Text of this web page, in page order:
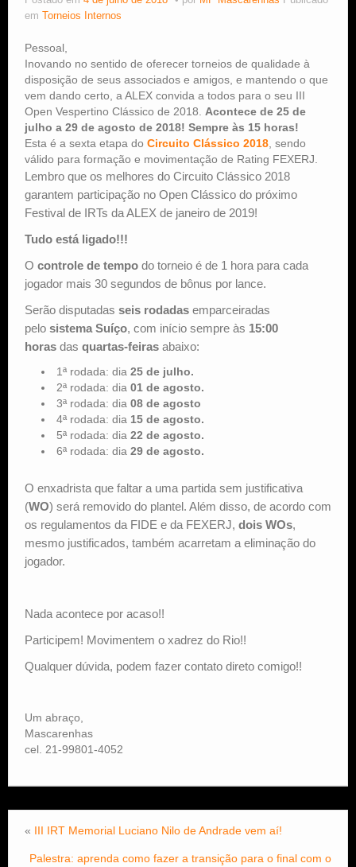
em
Torneios Internos
Pessoal,
Inovando no sentido de oferecer torneios de qualidade à
disposição de seus associados e amigos, e mantendo o que
vem dando certo, a ALEX convida a todos para o seu III
Open Vespertino Clássico de 2018. Acontece de 25 de
julho a 29 de agosto de 2018! Sempre às 15 horas!
Esta é a sexta etapa do Circuito Clássico 2018 , sendo
válido para formação e movimentação de Rating FEXERJ.
Lembro que os melhores do Circuito Clássico 2018
garantem participação no Open Clássico do próximo
Festival de IRTs da ALEX de janeiro de 2019!
Tudo está ligado!!!
O controle de tempo do torneio é de 1 hora para cada
jogador mais 30 segundos de bônus por lance.
Serão disputadas seis rodadas emparceiradas
pelo sistema Suíço, com início sempre às 15:00
horas das quartas-feiras abaixo:
1ª rodada: dia 25 de julho.
2ª rodada: dia 01 de agosto.
3ª rodada: dia 08 de agosto
4ª rodada: dia 15 de agosto.
5ª rodada: dia 22 de agosto.
6ª rodada: dia 29 de agosto.
O enxadrista que faltar a uma partida sem justificativa
(WO) será removido do plantel. Além disso, de acordo com
os regulamentos da FIDE e da FEXERJ, dois WOs,
mesmo justificados, também acarretam a eliminação do
jogador.
Nada acontece por acaso!!
Participem! Movimentem o xadrez do Rio!!
Qualquer dúvida, podem fazer contato direto comigo!!
Um abraço,
Mascarenhas
cel. 21-99801-4052
« III IRT Memorial Luciano Nilo de Andrade vem aí!
Palestra: aprenda como fazer a transição para o final com o